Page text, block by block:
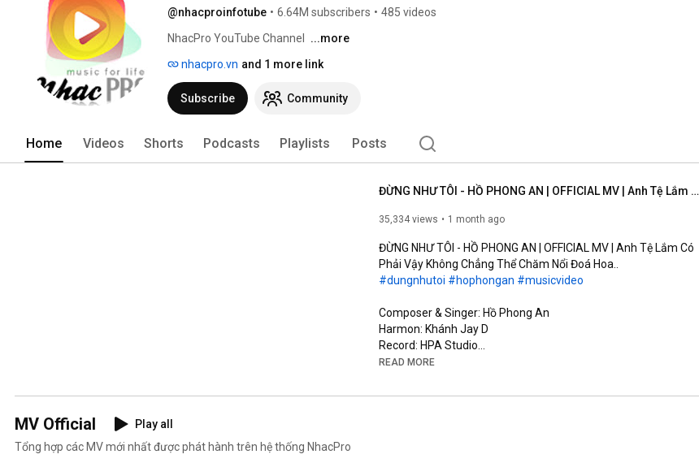
@nhacproinfotube • 6.64M subscribers • 485 videos
NhacPro YouTube Channel
...more
nhacpro.vn and 1 more link
Subscribe Community
Home Videos Shorts Podcasts Playlists Posts
ĐỪNG NHƯ TÔI - HỒ PHONG AN | OFFICIAL MV | Anh Tệ Lắm Có Phải Vậy Không Chẳng Thể Chăm Nổi Đoá Hoa..
35,334 views 1 month ago
ĐỪNG NHƯ TÔI - HỒ PHONG AN | OFFICIAL MV | Anh Tệ Lắm Có
#dungnhutoi #hophongan #musicvideo
Composer & Singer: Hồ Phong An
Harmon: Khánh Jay D
Record: HPA Studio
Mix Master & Background Vocal: Đinh Hoàng Quốc
Screenwriter: Võ Thị Bích Trâm
READ MORE
MV Official
Play all
Tổng hợp các MV mới nhất được phát hành trên hệ thống NhacPro